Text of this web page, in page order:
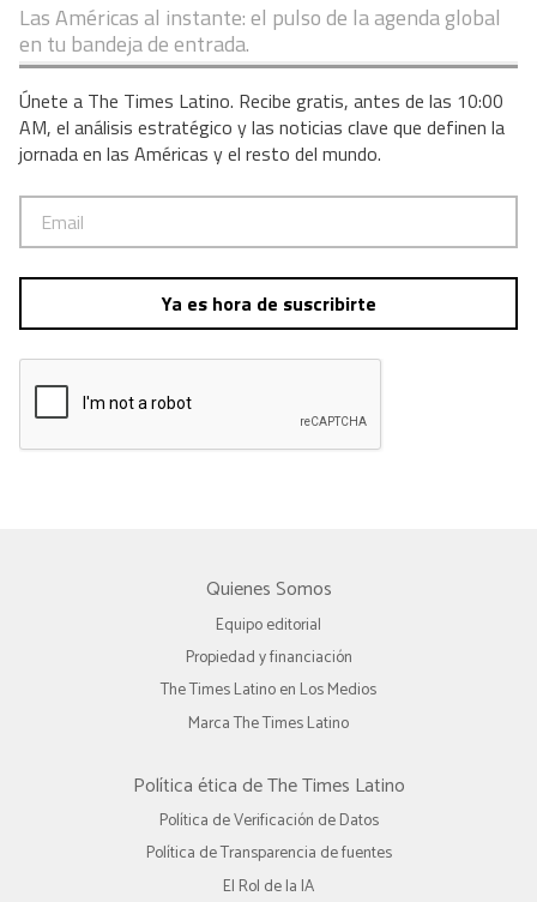
Las Américas al instante: el pulso de la agenda global
en tu bandeja de entrada.
Únete a The Times Latino. Recibe gratis, antes de las 10:00
AM, el análisis estratégico y las noticias clave que definen la
jornada en las Américas y el resto del mundo.
Ya es hora de suscribirte
Quienes Somos
Equipo editorial
Propiedad y financiación
The Times Latino en Los Medios
Marca The Times Latino
Política ética de The Times Latino
Política de Verificación de Datos
Política de Transparencia de fuentes
El Rol de la IA